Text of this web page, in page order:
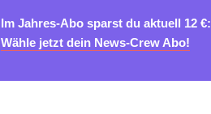
Im Jahres-Abo sparst du aktuell 12 €:
Wähle jetzt dein News-Crew Abo!